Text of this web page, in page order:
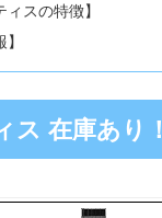
ィスの特徴】
ス 在庫あり！